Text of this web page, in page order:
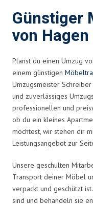
Günstiger
von
Planst du einen Umzug
einem günstigen
Umzugsmeister
und zuverlässiges
professionellen und
ob du ein kleines
möchtest, wir stehen dir
Leistungsangebot zur
Unsere geschulten
Transport deiner Möbel
verpackt und geschützt
sind und behandeln sie